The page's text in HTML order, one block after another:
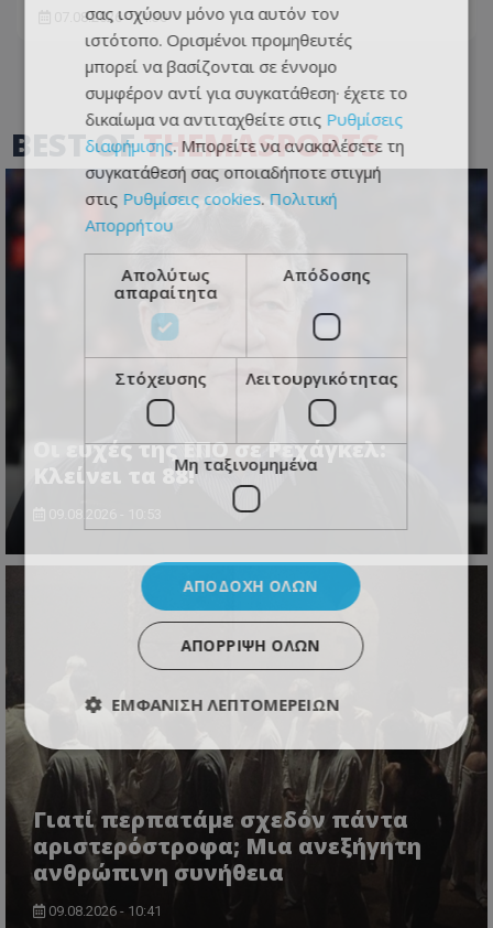
07.08.2026 - 14:30
BEST OFTHEMASPORTS
Οι ευχές της ΕΠΟ σε Ρεχάγκελ:
Κλείνει τα 88!
Γιατί περπατάμε σχεδόν πάντα
αριστερόστροφα; Μια ανεξήγητη
ανθρώπινη συνήθεια
09.08.2026 - 10:41
σας ισχύουν μόνο για αυτόν τον
ιστότοπο. Ορισμένοι προμηθευτές
μπορεί να βασίζονται σε έννομο
συμφέρον αντί για συγκατάθεση· έχετε το
δικαίωμα να αντιταχθείτε στις Ρυθμίσεις
διαφήμισης. Μπορείτε να ανακαλέσετε τη
συγκατάθεσή σας οποιαδήποτε στιγμή
στις Ρυθμίσεις cookies. Πολιτική
Απορρήτου
Απολύτως
απαραίτητα
Απόδοσης
Στόχευσης Λειτουργικότητας
Μη ταξινομημένα
ΑΠΟΔΟΧΉ ΌΛΩΝ
ΑΠΌΡΡΙΨΗ ΌΛΩΝ
ΕΜΦΆΝΙΣΗ ΛΕΠΤΟΜΕΡΕΙΏΝ